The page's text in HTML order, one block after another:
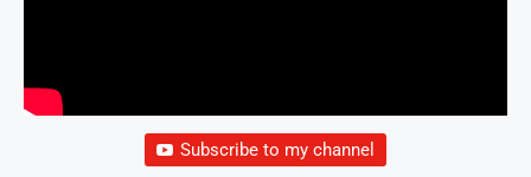
Subscribe to my channel